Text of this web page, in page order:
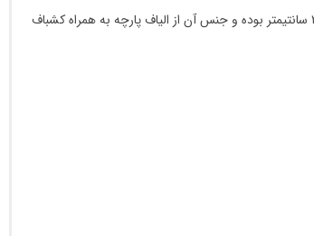
می باشد. این کش پیلاتس دارای طول ۲۹ سانتیمتر بوده و جنس آن از الیاف پارچه به همراه کشباف